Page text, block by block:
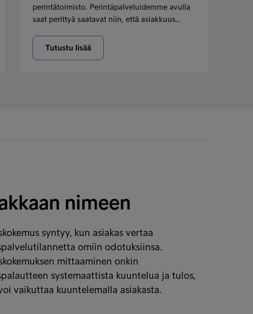
perintätoimisto. Perintäpalveluidemme avulla
saat perittyä saatavat niin, että asiakkuus…
Tutustu lisää
nimeen
syntyy, kun asiakas vertaa
omiin odotuksiinsa.
mittaaminen onkin
systemaattista kuuntelua ja tulos,
vaikuttaa kuuntelemalla asiakasta.